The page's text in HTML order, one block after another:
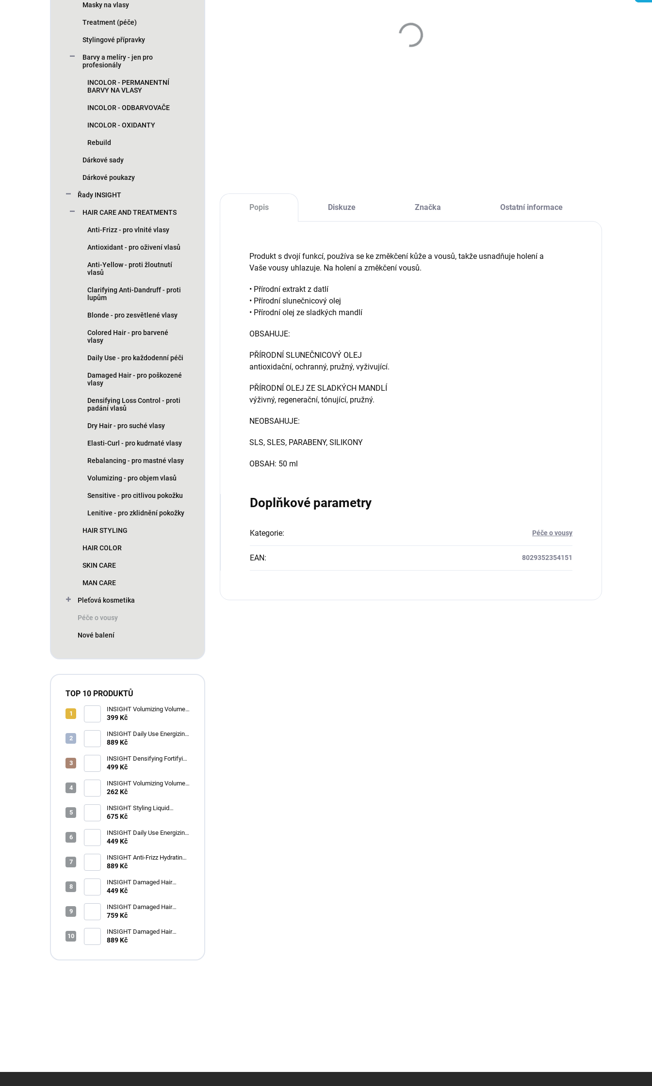
Masky na vlasy
Treatment (péče)
Stylingové přípravky
Barvy a melíry - jen pro
profesionály
INCOLOR - PERMANENTNÍ
BARVY NA VLASY
INCOLOR - ODBARVOVAČE
INCOLOR - OXIDANTY
Rebuild
Dárkové sady
Dárkové poukazy
Řady INSIGHT
HAIR CARE AND TREATMENTS
Anti-Frizz - pro vlnité vlasy
Antioxidant - pro oživení vlasů
Anti-Yellow - proti žloutnutí
vlasů
Clarifying Anti-Dandruff - proti
lupům
Blonde - pro zesvětlené vlasy
Colored Hair - pro barvené
vlasy
Daily Use - pro každodenní péči
Damaged Hair - pro poškozené
vlasy
Densifying Loss Control - proti
padání vlasů
Dry Hair - pro suché vlasy
Elasti-Curl - pro kudrnaté vlasy
Rebalancing - pro mastné vlasy
Volumizing - pro objem vlasů
Sensitive - pro citlivou pokožku
Lenitive - pro zklidnění pokožky
HAIR STYLING
HAIR COLOR
SKIN CARE
MAN CARE
Pleťová kosmetika
Péče o vousy
Nové balení
TOP 10 PRODUKTŮ
INSIGHT Volumizing Volume
Up Shampoo 350 ml
399 Kč
INSIGHT Daily Use Energizing
Shampoo 900 ml
889 Kč
INSIGHT Densifying Fortifying
Shampoo 350 ml
499 Kč
INSIGHT Volumizing Volume
Up Hydrating Spray 100 ml
262 Kč
INSIGHT Styling Liquid
Crystals 100 ml
675 Kč
INSIGHT Daily Use Energizing
Hair Conditioner 350 ml
449 Kč
INSIGHT Anti-Frizz Hydrating
Shampoo 900 ml
889 Kč
INSIGHT Damaged Hair
Restructurizing Hair
449 Kč
INSIGHT Damaged Hair
Restructurizing Hair
759 Kč
INSIGHT Damaged Hair
Restructurizing Shampoo 900
889 Kč
Popis Diskuze Značka Ostatní informace
Produkt s dvojí funkcí, používa se ke změkčení kůže a vousů, takže usnadňuje holení a
Vaše vousy uhlazuje. Na holení a změkčení vousů.
• Přírodní extrakt z datlí
• Přírodní slunečnicový olej
• Přírodní olej ze sladkých mandlí
OBSAHUJE:
PŘÍRODNÍ SLUNEČNICOVÝ OLEJ
antioxidační, ochranný, pružný, vyživující.
PŘÍRODNÍ OLEJ ZE SLADKÝCH MANDLÍ
výživný, regenerační, tónující, pružný.
NEOBSAHUJE:
SLS, SLES, PARABENY, SILIKONY
OBSAH: 50 ml
Doplňkové parametry
Kategorie: Péče o vousy
EAN: 8029352354151